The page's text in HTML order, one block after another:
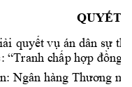
QUYẾT
quyết vụ án dân sự
“Tranh chấp hợp đồng
n: Ngân hàng Thương m